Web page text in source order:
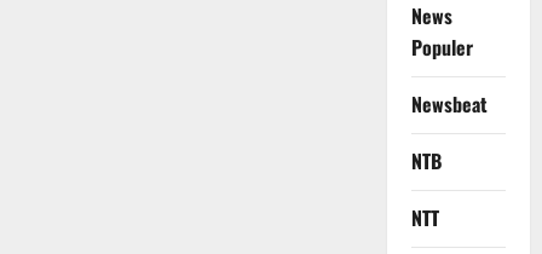
News
Populer
Newsbeat
NTB
NTT